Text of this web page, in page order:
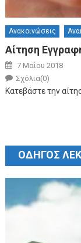
Ανακοινώσεις
Αίτηση
Posted on
7 Μαΐου 2018
Author
Σχόλια(0)
Κατεβάστε την
ΟΔΗΓΟΣ